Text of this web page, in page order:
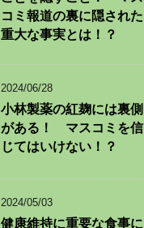
コミ報道の裏に隠された
重大な事実とは！？
2024/06/28
小林製薬の紅麹には裏側
がある！ マスコミを信
じてはいけない！？
2024/05/03
健康維持に重要な食事に